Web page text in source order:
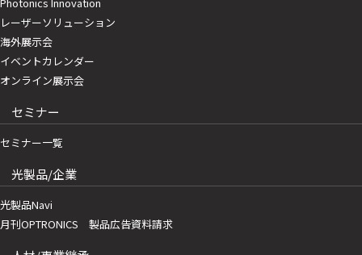
Photonics Innovation
レーザーソリューション
海外展示会
イベントカレンダー
オンライン展示会
セミナー
セミナー一覧
光製品/企業
光製品Navi
月刊OPTRONICS 製品広告資料請求